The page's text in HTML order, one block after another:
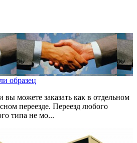
образец
можете заказать как в отдельном
переезде. Переезд любого
типа не мо...